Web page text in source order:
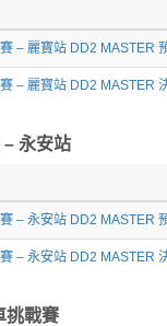
– 麗寶站 DD2 MASTER
– 麗寶站 DD2 MASTER
永安站
– 永安站 DD2 MASTER
– 永安站 DD2 MASTER
挑戰賽